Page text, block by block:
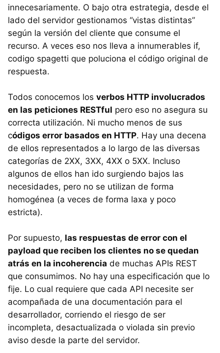
innecesariamente. O bajo otra estrategia, desde el
lado del servidor gestionamos “vistas distintas”
según la versión del cliente que consume el
recurso. A veces eso nos lleva a innumerables if,
codigo spagetti que poluciona el código original de
respuesta.
Todos conocemos los verbos HTTP involucrados
en las peticiones RESTful pero eso no asegura su
correcta utilización. Ni mucho menos de sus
códigos error basados en HTTP. Hay una decena
de ellos representados a lo largo de las diversas
categorías de 2XX, 3XX, 4XX o 5XX. Incluso
algunos de ellos han ido surgiendo bajos las
necesidades, pero no se utilizan de forma
homogénea (a veces de forma laxa y poco
estricta).
Por supuesto, las respuestas de error con el
payload que reciben los clientes no se quedan
atrás en la incoherencia de muchas APIs REST
que consumimos. No hay una especificación que lo
fije. Lo cual requiere que cada API necesite ser
acompañada de una documentación para el
desarrollador, corriendo el riesgo de ser
incompleta, desactualizada o violada sin previo
aviso desde la parte del servidor.